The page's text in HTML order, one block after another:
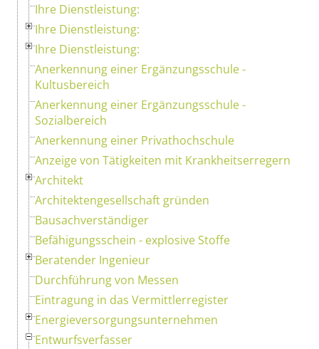
Ihre Dienstleistung:
Ihre Dienstleistung:
Ihre Dienstleistung:
Anerkennung einer Ergänzungsschule -
Kultusbereich
Anerkennung einer Ergänzungsschule -
Sozialbereich
Anerkennung einer Privathochschule
Anzeige von Tätigkeiten mit Krankheitserregern
Architekt
Architektengesellschaft gründen
Bausachverständiger
Befähigungsschein - explosive Stoffe
Beratender Ingenieur
Durchführung von Messen
Eintragung in das Vermittlerregister
Energieversorgungsunternehmen
Entwurfsverfasser